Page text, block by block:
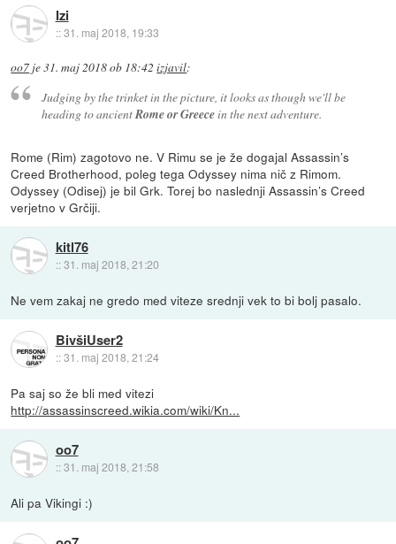
Izi
::31. maj 2018, 19:33
oo7 je31. maj 2018 ob 18:42 izjavil:
Judging by the trinket in the picture, it looks as though we'll be
heading to ancientRome or Greecein the next adventure.
Rome (Rim) zagotovo ne. V Rimu se je že dogajal Assassin’s
Creed Brotherhood, poleg tega Odyssey nima nič z Rimom.
Odyssey (Odisej) je bil Grk. Torej bo naslednji Assassin’s Creed
verjetno v Grčiji.
kitl76
::31. maj 2018, 21:20
Ne vem zakaj ne gredo med viteze srednji vek to bi bolj pasalo.
BivšiUser2
::31. maj 2018, 21:24
Pa saj so že bli med vitezi
http://assassinscreed.wikia.com/wiki/Kn...
oo7
::31. maj 2018, 21:58
Ali pa Vikingi :)